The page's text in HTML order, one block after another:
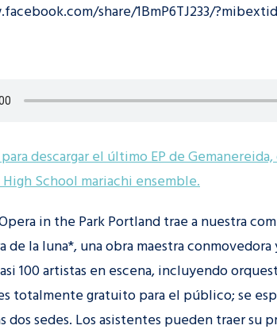
share/1BmP6TJ233/
descargar el último EP de
School mariachi ensemble.
in the Park Portland trae a nuestra
de la luna*, una obra maestra
100 artistas en escena, incluyendo
totalmente gratuito para el público; se
dos sedes. Los asistentes pueden traer